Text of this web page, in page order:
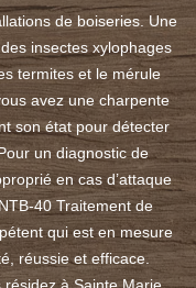
de boiseries. Une
insectes xylophages
termites et le mérule
avez une charpente
son état pour détecter
un diagnostic de
en cas d’attaque
40 Traitement de
qui est en mesure
réussie et efficace.